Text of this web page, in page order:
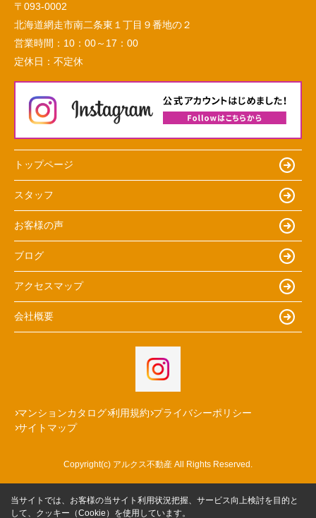
〒093-0002
北海道網走市南二条東１丁目９番地の２
営業時間： 10：00～17：00
定休日： 不定休
トップページ
スタッフ
お客様の声
ブログ
アクセスマップ
会社概要
マンションカタログ 利用規約 プライバシーポリシー
サイトマップ
Copyright(c) アルクス不動産 All Rights Reserved.
当サイトでは、お客様の当サイト利用状況把握、サービス向上検討を目的と
して、クッキー（Cookie）を使用しています。